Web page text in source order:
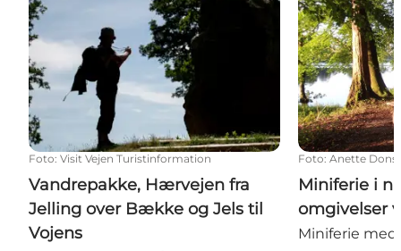
Foto: Visit Vejen Turistinformation
Vandrepakke, Hærvejen fra
Jelling over Bække og Jels til
Vojens
Foto: Anette Dons
Miniferie i
omgivelser
Miniferie